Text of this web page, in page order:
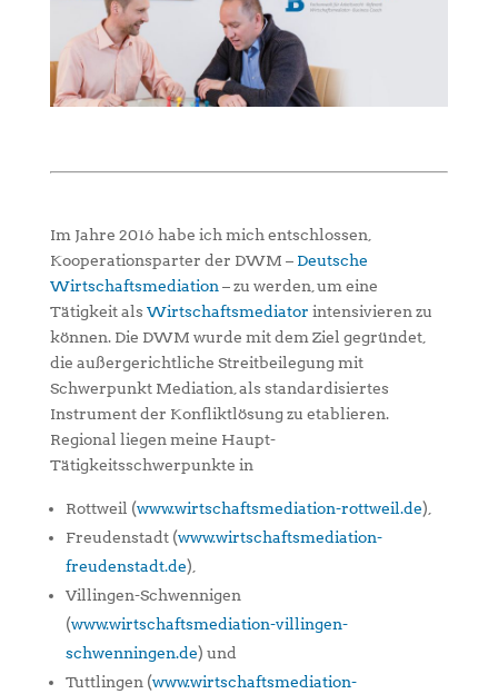
Im Jahre 2016 habe ich mich entschlossen,
Kooperationsparter der DWM – Deutsche
Wirtschaftsmediation – zu werden, um eine
Tätigkeit alsWirtschaftsmediator intensivieren zu
können. Die DWM wurde mit dem Ziel gegründet,
die außergerichtliche Streitbeilegung mit
Schwerpunkt Mediation, als standardisiertes
Instrument der Konfliktlösung zu etablieren.
Regional liegen meine Haupt-
Tätigkeitsschwerpunkte in
Rottweil (www.wirtschaftsmediation-rottweil.de),
Freudenstadt (www.wirtschaftsmediation-
freudenstadt.de),
Villingen-Schwennigen
(www.wirtschaftsmediation-villingen-
schwenningen.de) und
Tuttlingen (www.wirtschaftsmediation-